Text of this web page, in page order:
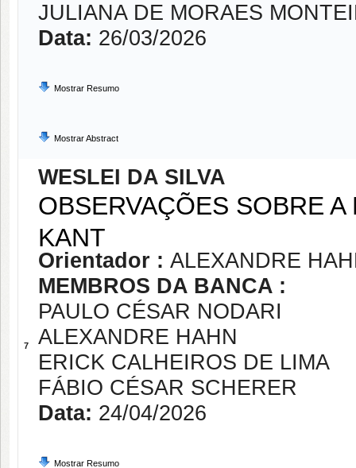
JULIANA DE MORAES
Data: 26/03/2026
Mostrar Resumo
Mostrar Abstract
7
WESLEI DA SILVA
OBSERVAÇÕES SOBRE
KANT
Orientador : ALEXANDRE
MEMBROS DA BANCA :
PAULO CÉSAR NODARI
ALEXANDRE HAHN
ERICK CALHEIROS DE LIMA
FÁBIO CÉSAR SCHERER
Data: 24/04/2026
Mostrar Resumo